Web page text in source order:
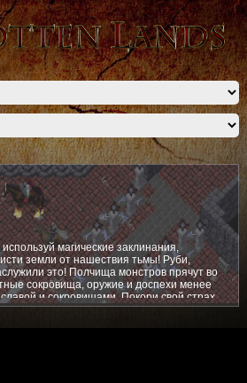
магические заклинания,
земли от нашествия тьмы! Руби,
это! Полчища монстров прячут во
сокровища, оружие и доспехи менее
и сокровищами. Покори свой страх,